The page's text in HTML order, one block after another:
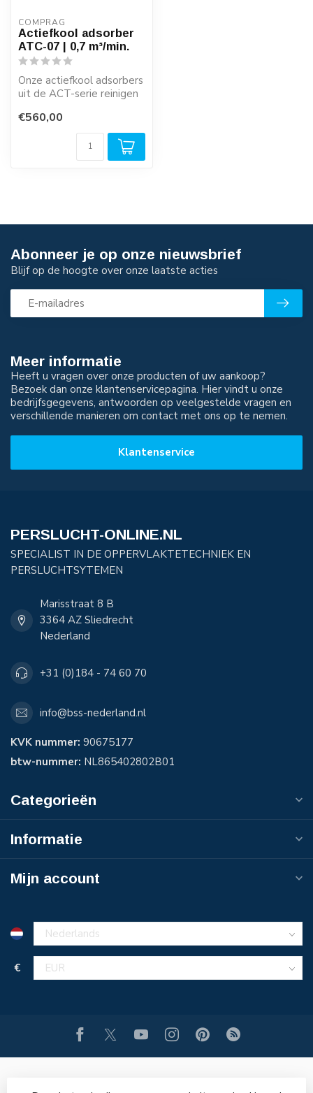
COMPRAG
Actiefkool adsorber
ATC-07 | 0,7 m³/min.
Onze actiefkool adsorbers
uit de ACT-serie reinigen
betrouwb...
€560,00
Meer informatie
Heeft u vragen over onze producten of uw aankoop?
Bezoek dan onze klantenservicepagina. Hier vindt u onze
bedrijfsgegevens, antwoorden op veelgestelde vragen en
verschillende manieren om contact met ons op te nemen.
Klantenservice
Abonneer je op onze nieuwsbrief
Blijf op de hoogte over onze laatste acties
PERSLUCHT-ONLINE.NL
SPECIALIST IN DE OPPERVLAKTETECHNIEK EN
PERSLUCHTSYTEMEN
Marisstraat 8 B
3364 AZ Sliedrecht
Nederland
+31 (0)184 - 74 60 70
info@bss-nederland.nl
KVK nummer: 90675177
btw-nummer: NL865402802B01
Categorieën
Informatie
Mijn account
€